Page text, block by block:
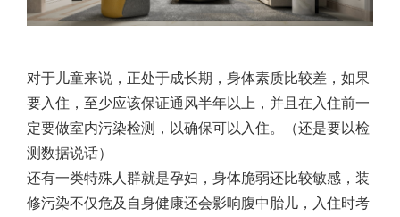
对于儿童来说，正处于成长期，身体素质比较差，如果
要入住，至少应该保证通风半年以上，并且在入住前一
定要做室内污染检测，以确保可以入住。（还是要以检
测数据说话）
还有一类特殊人群就是孕妇，身体脆弱还比较敏感，装
修污染不仅危及自身健康还会影响腹中胎儿，入住时考